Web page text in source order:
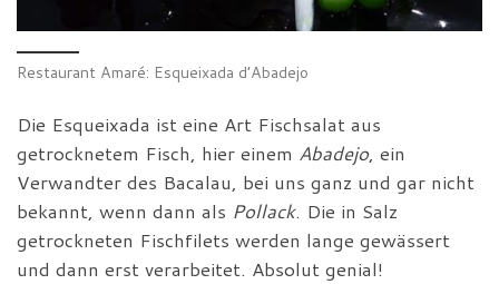
Restaurant Amaré: Esqueixada d’Abadejo
Die Esqueixada ist eine Art Fischsalat aus
getrocknetem Fisch, hier einem Abadejo, ein
Verwandter des Bacalau, bei uns ganz und gar nicht
bekannt, wenn dann als Pollack. Die in Salz
getrockneten Fischfilets werden lange gewässert
und dann erst verarbeitet. Absolut genial!